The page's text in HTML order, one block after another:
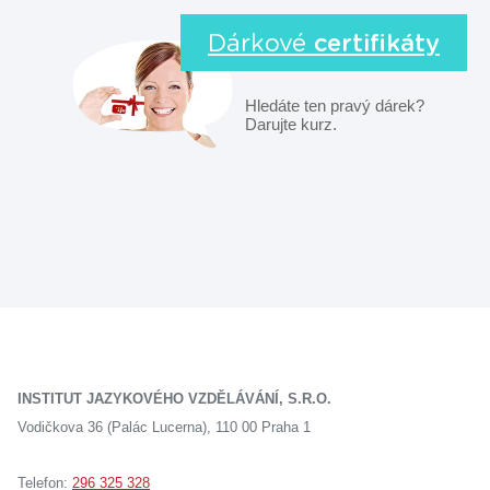
Dárkové certifikáty
Hledáte ten pravý dárek?
Darujte kurz.
INSTITUT JAZYKOVÉHO VZDĚLÁVÁNÍ, S.R.O.
Vodičkova 36 (Palác Lucerna), 110 00 Praha 1
Telefon: 296 325 328